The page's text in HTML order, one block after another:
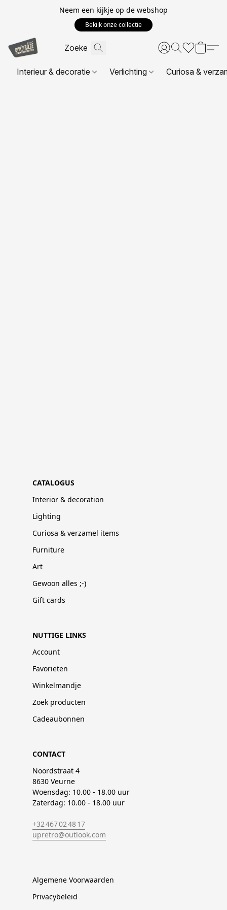
Neem een kijkje op de webshop
Bekijk onze collectie
Interieur & decoratie Verlichting Curiosa &
CATALOGUS
Interior & decoration
Lighting
Curiosa & verzamel items
Furniture
Art
Gewoon alles ;-)
Gift cards
NUTTIGE LINKS
Account
Favorieten
Winkelmandje
Zoek producten
Cadeaubonnen
CONTACT
Noordstraat 4
8630 Veurne
Woensdag: 10.00 - 18.00 uur
Zaterdag: 10.00 - 18.00 uur
+32 467 02 48 17
upretro@outlook.com
Algemene Voorwaarden
Privacybeleid